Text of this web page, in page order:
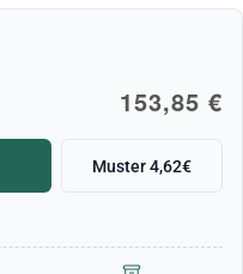
153,85 €
Muster 4,62€